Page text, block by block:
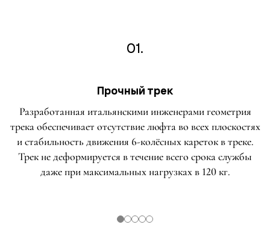
01.
Прочный трек
Разработанная итальянскими инженерами геометрия
трека обеспечивает отсутствие люфта во всех плоскостях
и стабильность движения 6-колёсных кареток в треке.
Трек не деформируется в течение всего срока службы
даже при максимальных нагрузках в 120 кг.